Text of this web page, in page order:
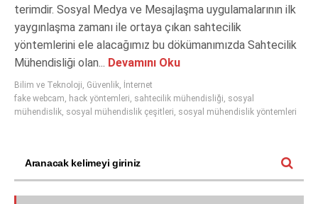
terimdir. Sosyal Medya ve Mesajlaşma uygulamalarının ilk
yaygınlaşma zamanı ile ortaya çıkan sahtecilik
yöntemlerini ele alacağımız bu dökümanımızda Sahtecilik
Mühendisliği olan... Devamını Oku
Bilim ve Teknoloji, Güvenlik, İnternet
fake webcam, hack yöntemleri, sahtecilik mühendisliği, sosyal
mühendislik, sosyal mühendislik çeşitleri, sosyal mühendislik yöntemleri